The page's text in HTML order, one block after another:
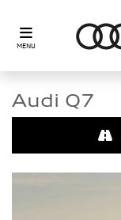
MENU
Audi Q7